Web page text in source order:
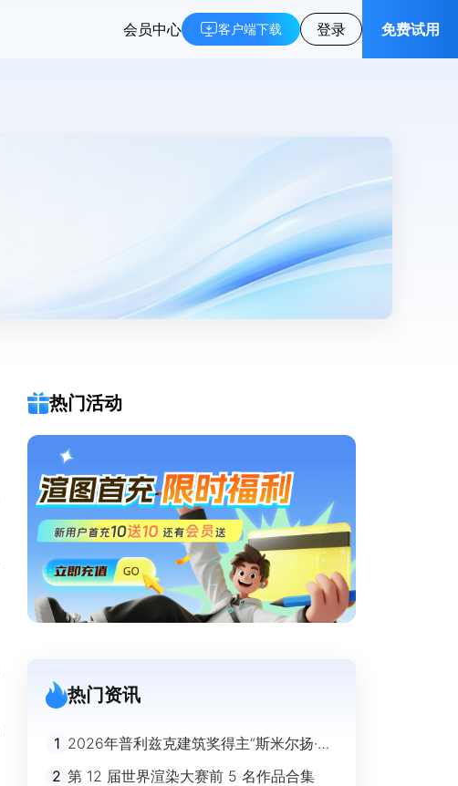
会员中心 客户端下载 登录 免费试用
热门活动
热门资讯
1 2026年普利兹克建筑奖得主“斯米尔扬·拉
迪奇”经典作品欣赏
2 第 12 届世界渲染大赛前 5 名作品合集